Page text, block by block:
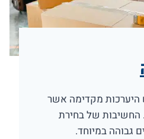
היערכות מקדימה אשר
החשיבות של בחירת
גבוהה במיוחד.